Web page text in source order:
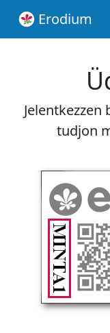
Erodium
tudjon